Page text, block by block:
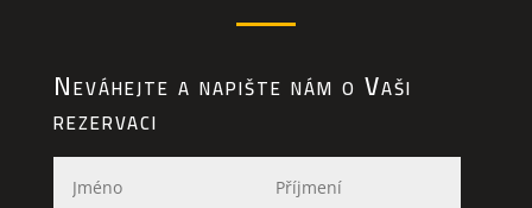
Neváhejte a napište nám o Vaši
rezervaci